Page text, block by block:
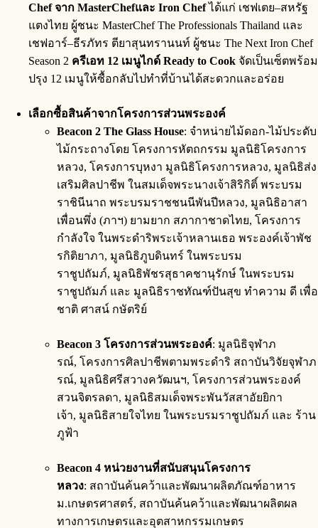
Chef จาก MasterChefและ Iron Chefได้แก่ เชฟเตย–สหรัฐ
แตงไทย ผู้ชนะ MasterChef The Professionals Thailand และ
เชฟอาร์–ธีรภัทร ตียาสุนทรานนท์ ผู้ชนะ The Next Iron Chef
Season 2 ครีเอท 12 เมนูไกด์ Ready to Cook จัดเป็นเซ็ตพร้อม
ปรุง 12 เมนูให้ซื้อกลับไปทำที่บ้านได้สะดวกและอร่อย
เลือกซื้อสินค้าจากโครงการส่วนพระองค์
Beacon 2 The Glass House: จำหน่ายไม้ดอก-ไม้ประดับ
ไม้กระถางโดย โครงการหัตถกรรม มูลนิธิโครงการ
หลวง, โครงการบุหงา มูลนิธิโครงการหลวง, มูลนิธิส่ง
เสริมศิลปาชีพ ในสมเด็จพระนางเจ้าสิริกิติ์ พระบรม
ราชินีนาถ พระบรมราชชนนีพันปีหลวง, มูลนิธิอาสา
เพื่อนพึ่ง (ภาฯ) ยามยาก สภากาชาดไทย, โครงการ
กำลังใจ ในพระดำริพระเจ้าหลานเธอ พระองค์เจ้าพัช
รกิติยาภา, มูลนิธิภูบดินทร์ ในพระบรม
ราชูปถัมภ์, มูลนิธิพัชรสุธาคชานุรักษ์ ในพระบรม
ราชูปถัมภ์ และ มูลนิธิราชทัณฑ์ปันสุข ทำความ ดี เพื่อ
ชาติ ศาสน์ กษัตริย์
Beacon 3 โครงการส่วนพระองค์: มูลนิธิจุฬาภ
รณ์, โครงการศิลปาชีพตามพระดำริ สถาบันวิจัยจุฬาภ
รณ์, มูลนิธิศรีสวางควัฒนฯ, โครงการส่วนพระองค์
สวนจิตรลดา, มูลนิธิสมเด็จพระพันวัสสาอัยยิกา
เจ้า, มูลนิธิสายใจไทย ในพระบรมราชูปถัมภ์ และ ร้าน
ภูฟ้า
Beacon 4 หน่วยงานที่สนับสนุนโครงการ
หลวง: สถาบันค้นคว้าและพัฒนาผลิตภัณฑ์อาหาร
ม.เกษตรศาสตร์, สถาบันค้นคว้าและพัฒนาผลิตผล
ทางการเกษตรและอุตสาหกรรมเกษตร